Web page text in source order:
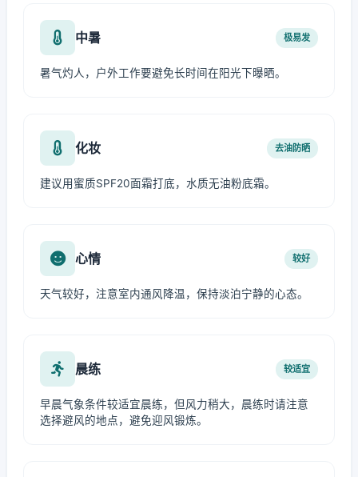
中暑 极易发
暑气灼人，户外工作要避免长时间在阳光下曝晒。
化妆 去油防晒
建议用蜜质SPF20面霜打底，水质无油粉底霜。
心情 较好
天气较好，注意室内通风降温，保持淡泊宁静的心态。
晨练 较适宜
早晨气象条件较适宜晨练，但风力稍大，晨练时请注意
选择避风的地点，避免迎风锻炼。